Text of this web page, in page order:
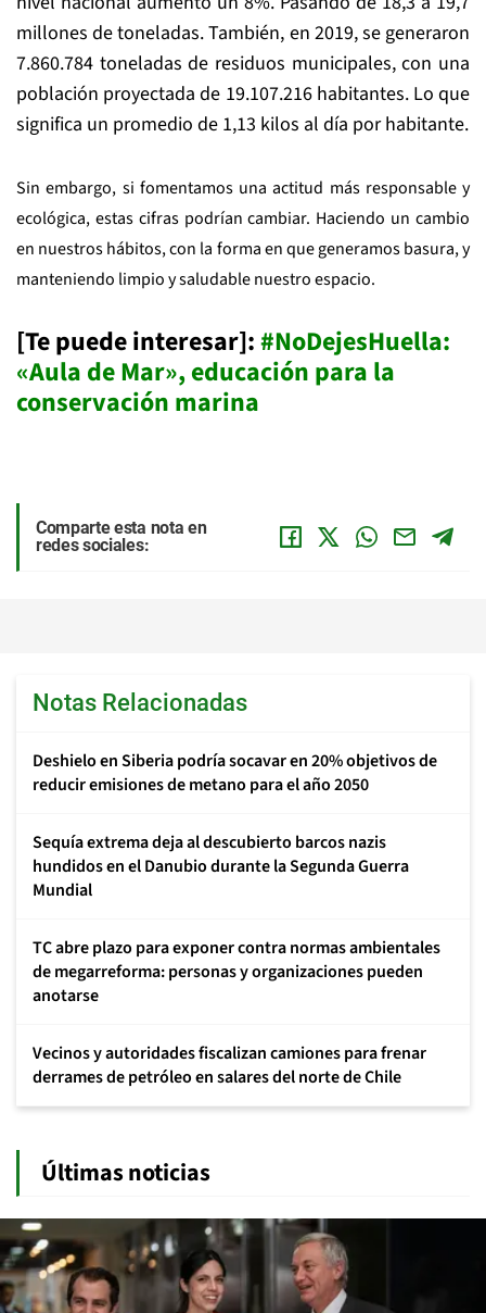
millones de toneladas. También, en 2019, se generaron
7.860.784 toneladas de residuos municipales, con una
población proyectada de 19.107.216 habitantes. Lo que
significa un promedio de 1,13 kilos al día por habitante.
Sin embargo, si fomentamos una actitud más responsable y
ecológica, estas cifras podrían cambiar. Haciendo un cambio
en nuestros hábitos, con la forma en que generamos basura, y
manteniendo limpio y saludable nuestro espacio.
[Te puede interesar]:#NoDejesHuella:
«Aula de Mar», educación para la
conservación marina
Comparte esta nota en
redes sociales:
Notas Relacionadas
Deshielo en Siberia podría socavar en 20% objetivos de
reducir emisiones de metano para el año 2050
Sequía extrema deja al descubierto barcos nazis
hundidos en el Danubio durante la Segunda Guerra
Mundial
TC abre plazo para exponer contra normas ambientales
de megarreforma: personas y organizaciones pueden
anotarse
Vecinos y autoridades fiscalizan camiones para frenar
derrames de petróleo en salares del norte de Chile
Últimas noticias